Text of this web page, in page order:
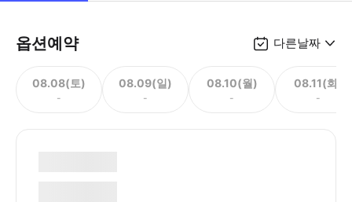
옵션예약 다른날짜
08.08(토)
-
08.09(일)
-
08.10(월)
-
08.11(화)
-